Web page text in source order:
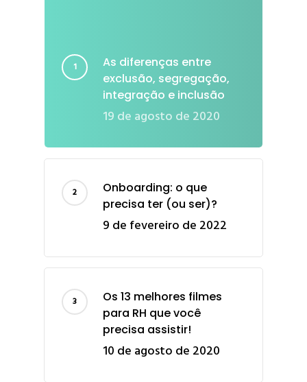
As diferenças entre
exclusão, segregação,
integração e inclusão
19 de agosto de 2020
Onboarding: o que
precisa ter (ou ser)?
9 de fevereiro de 2022
Os 13 melhores filmes
para RH que você
precisa assistir!
10 de agosto de 2020